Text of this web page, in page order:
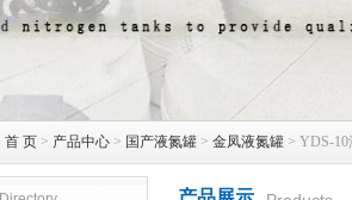
首 页 > 产品中心 > 国产液氮罐 > 金凤液氮罐 > YDS-